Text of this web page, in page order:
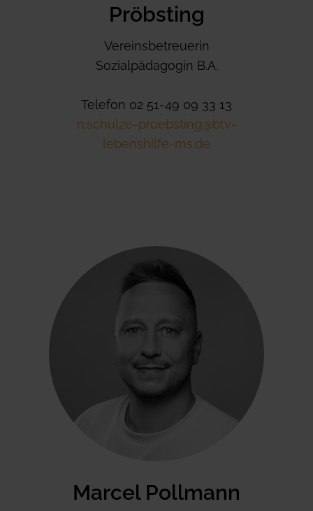
Pröbsting
Vereinsbetreuerin
Sozialpädagogin B.A.
Telefon 02 51-49 09 33 13
n.schulze-proebsting@btv-
lebenshilfe-ms.de
Marcel Pollmann